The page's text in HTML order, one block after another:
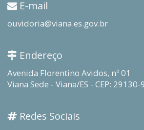
E-mail
ouvidoria@viana.es.gov.br
Endereço
Avenida Florentino Avidos, nº 01
Viana Sede - Viana/ES - CEP: 29130-
Redes Sociais